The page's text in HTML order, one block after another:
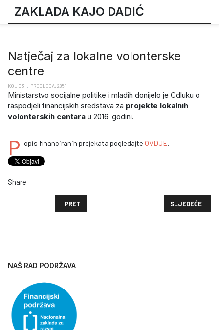
ZAKLADA KAJO DADIĆ
Natječaj za lokalne volonterske
centre
KOL 03 PREGLEDA: 2851
Ministarstvo socijalne politike i mladih donijelo je Odluku o
raspodjeli financijskih sredstava za projekte lokalnih
volonterskih centara u 2016. godini.
P opis financiranih projekata pogledajte OVDJE.
Share
PRETHODNI ČLANAK: POZIV ZA PROVEDBU
PRET SLJEDEĆI
SLJEDEĆE
NAŠ RAD PODRŽAVA